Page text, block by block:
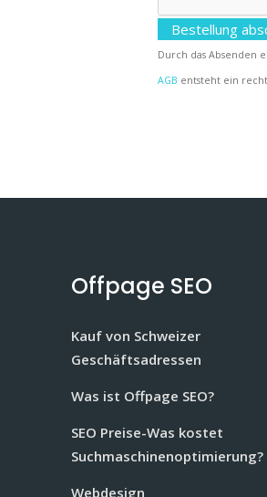
Durch das Absenden
AGB entsteht ein
Offpage SEO
Kauf von Schweizer
Geschäftsadressen
Was ist Offpage SEO?
SEO Preise-Was kostet
Suchmaschinenoptimierung?
Webdesign